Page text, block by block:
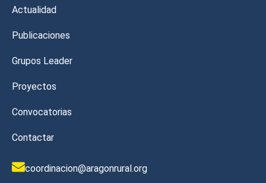
Actualidad
Publicaciones
Grupos Leader
Proyectos
Convocatorias
Contactar
coordinacion@aragonrural.org